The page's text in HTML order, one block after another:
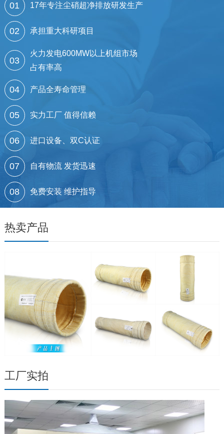
01 17年专注尘硝超净排放研发生产
02 承担重大科研项目
03
火力发电600MW以上机组市场
占有率高
04 产品全寿命管理
05 实力工厂 值得信赖
06 进口设备、双C认证
07 自有物流 发货迅速
08 免费安装 维护指导
热卖产品
工厂实拍